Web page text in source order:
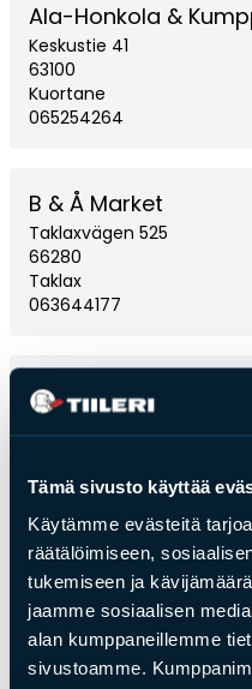
Tämä sivusto käyttää
Käytämme evästeitä
räätälöimiseen,
tukemiseen ja
jaamme sosiaalisen
alan kumppaneillemme
sivustoamme.
Ala-Honkola &
Keskustie 41
63100
Kuortane
065254264
B & Å Market
Taklaxvägen 525
66280
Taklax
063644177
Bogostan Rauta
Kalevantie 6
82900
013220860
Nettisivut
Byggträ Uno
Dalkarbyvägen
22100